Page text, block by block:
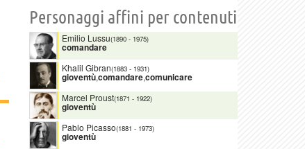
Personaggi affini per contenuti
Emilio Lussu(1890 - 1975)
comandare
Khalil Gibran(1883 - 1931)
gioventù,comandare,comunicare
Marcel Proust(1871 - 1922)
gioventù
Pablo Picasso(1881 - 1973)
gioventù